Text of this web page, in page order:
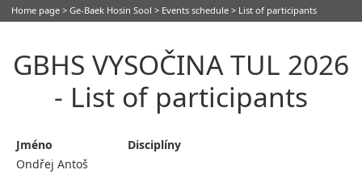
Home page > Ge-Baek Hosin Sool > Events schedule > List of participants
GBHS VYSOČINA TUL 2026
- List of participants
Jméno
Disciplíny
Ondřej Antoš